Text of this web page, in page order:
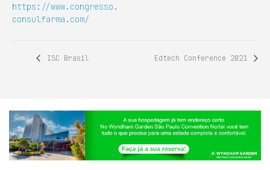
https://www.congresso.
consulfarma.com/
ISC Brasil Edtech Conference 2021